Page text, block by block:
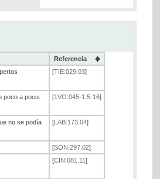
Referencia
[TIE:029.03]
poco a poco. [1VO:045-1.5-16]
no se podía
[LAB:173.04]
[SON:297.02]
[CIN:081.11]